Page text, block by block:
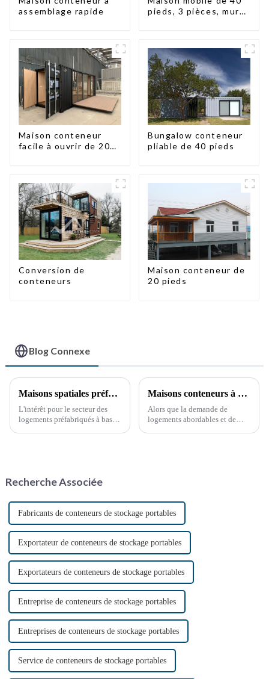
assemblage rapide
pieds, 3 pièces, murs
conteneur extensible,
3 chambres
Maison conteneur
facile à ouvrir de 20
Bungalow conteneur
pliable de 40 pieds
Conversion de
conteneurs
Maison conteneur de
20 pieds
Blog Connexe
Maisons spatiales préfabriquées à bas prix : perspectives d'avenir
L'intérêt pour le secteur des
logements préfabriqués à bas
construction durables.
Maisons conteneurs à montage rapide : les vastes perspectives de développement de la Chine
Alors que la demande de
logements abordables et de
Recherche Associée
Fabricants de conteneurs de stockage portables
Exportateur de conteneurs de stockage portables
Exportateurs de conteneurs de stockage portables
Entreprise de conteneurs de stockage portables
Entreprises de conteneurs de stockage portables
Service de conteneurs de stockage portables